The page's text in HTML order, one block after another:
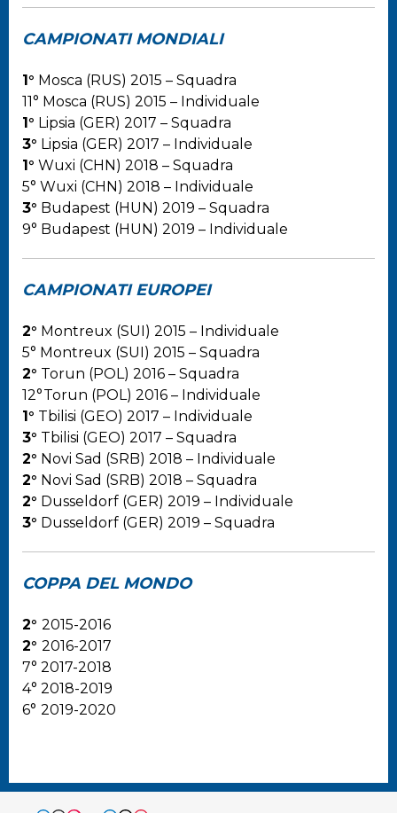
CAMPIONATI MONDIALI
1° Mosca (RUS) 2015 – Squadra
11° Mosca (RUS) 2015 – Individuale
1° Lipsia (GER) 2017 – Squadra
3° Lipsia (GER) 2017 – Individuale
1° Wuxi (CHN) 2018 – Squadra
5° Wuxi (CHN) 2018 – Individuale
3° Budapest (HUN) 2019 – Squadra
9° Budapest (HUN) 2019 – Individuale
CAMPIONATI EUROPEI
2° Montreux (SUI) 2015 – Individuale
5° Montreux (SUI) 2015 – Squadra
2° Torun (POL) 2016 – Squadra
12°Torun (POL) 2016 – Individuale
1° Tbilisi (GEO) 2017 – Individuale
3° Tbilisi (GEO) 2017 – Squadra
2° Novi Sad (SRB) 2018 – Individuale
2° Novi Sad (SRB) 2018 – Squadra
2° Dusseldorf (GER) 2019 – Individuale
3° Dusseldorf (GER) 2019 – Squadra
COPPA DEL MONDO
2° 2015-2016
2° 2016-2017
7° 2017-2018
4° 2018-2019
6° 2019-2020